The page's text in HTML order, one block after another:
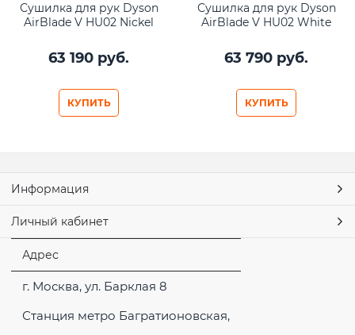
Сушилка для рук Dyson
AirBlade V HU02 Nickel
63 190 руб.
КУПИТЬ
Сушилка для рук Dyson
AirBlade V HU02 White
63 790 руб.
КУПИТЬ
Информация
Личный кабинет
Адрес
г. Москва, ул. Барклая 8
Станция метро Багратионовская,